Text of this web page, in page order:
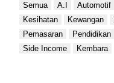
Semua A.I Automotif
Kesihatan
Kewangan
Pemasaran
Pendidikan
Side Income
Kembara